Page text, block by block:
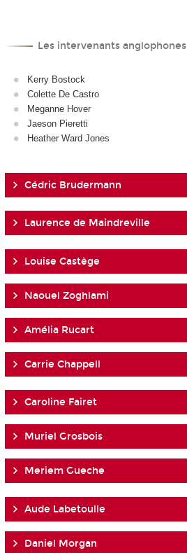
Les intervenants anglophones
Kerry Bostock
Colette De Castro
Meganne Hover
Jaeson Pieretti
Heather Ward Jones
Cédric Brudermann
Laurence de Maindreville
Louise Castège
Naouel Zoghlami
Amélia Rucart
Carrie Chappell
Caroline Fairet
Muriel Grosbois
Meriem Gueche
Aude Labetoulle
Daniel Morgan